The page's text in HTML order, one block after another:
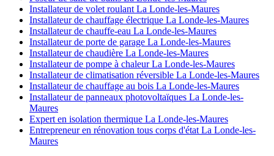
Installateur de volet roulant La Londe-les-Maures
Installateur de chauffage électrique La Londe-les-Maures
Installateur de chauffe-eau La Londe-les-Maures
Installateur de porte de garage La Londe-les-Maures
Installateur de chaudière La Londe-les-Maures
Installateur de pompe à chaleur La Londe-les-Maures
Installateur de climatisation réversible La Londe-les-Maures
Installateur de chauffage au bois La Londe-les-Maures
Installateur de panneaux photovoltaïques La Londe-les-
Maures
Expert en isolation thermique La Londe-les-Maures
Entrepreneur en rénovation tous corps d'état La Londe-les-
Maures